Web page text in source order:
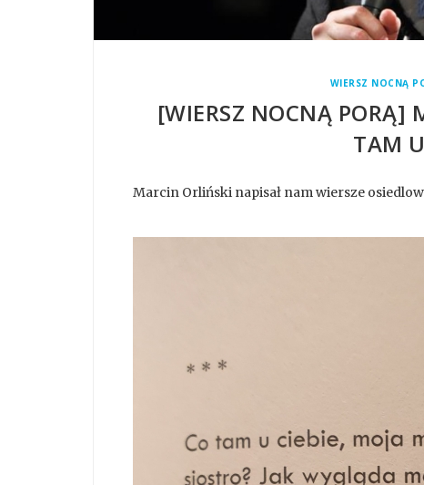
WIERSZ NOCNĄ
[WIERSZ NOCNĄ
TAM
Marcin Orliński napisał nam wiersze